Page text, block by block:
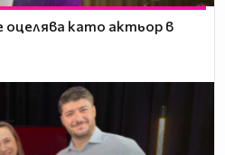
оцелява като актьор в